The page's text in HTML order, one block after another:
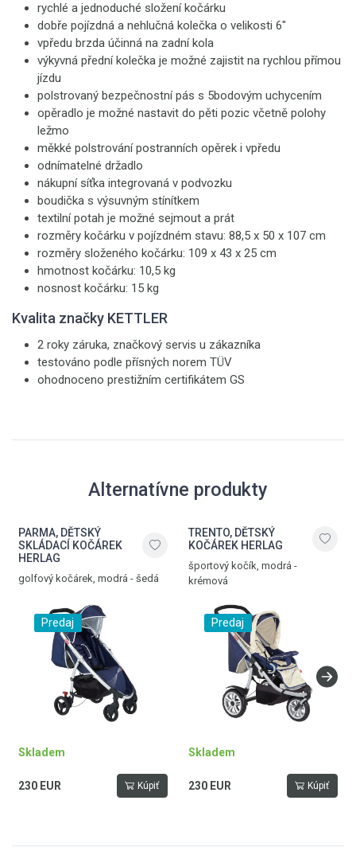
rychlé a jednoduché složení kočárku
dobře pojízdná a nehlučná kolečka o velikosti 6"
vpředu brzda účinná na zadní kola
výkyvná přední kolečka je možné zajistit na rychlou přímou
jízdu
polstrovaný bezpečnostní pás s 5bodovým uchycením
opěradlo je možné nastavit do pěti pozic včetně polohy
ležmo
měkké polstrování postranních opěrek i vpředu
odnímatelné držadlo
nákupní síťka integrovaná v podvozku
boudička s výsuvným stínítkem
textilní potah je možné sejmout a prát
rozměry kočárku v pojízdném stavu: 88,5 x 50 x 107 cm
rozměry složeného kočárku: 109 x 43 x 25 cm
hmotnost kočárku: 10,5 kg
nosnost kočárku: 15 kg
Kvalita značky KETTLER
2 roky záruka, značkový servis u zákazníka
testováno podle přísných norem TÜV
ohodnoceno prestižním certifikátem GS
Alternatívne produkty
PARMA, DĚTSKÝ
SKLÁDACÍ KOČÁREK
HERLAG
golfový kočárek, modrá - šedá
Predaj
Skladem
230 EUR Kúpiť
TRENTO, DĚTSKÝ
KOČÁREK HERLAG
športový kočík, modrá -
krémová
Predaj
Skladem
230 EUR Kúpiť